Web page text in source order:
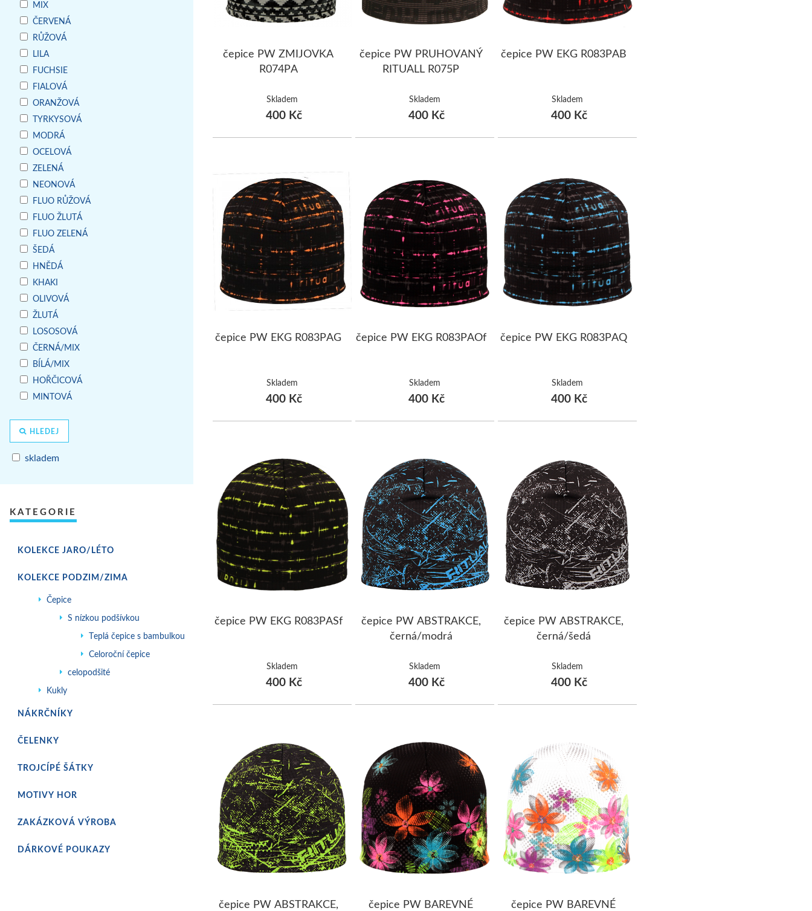
MIX
ČERVENÁ
RŮŽOVÁ
LILA
FUCHSIE
FIALOVÁ
ORANŽOVÁ
TYRKYSOVÁ
MODRÁ
OCELOVÁ
ZELENÁ
NEONOVÁ
FLUO RŮŽOVÁ
FLUO ŽLUTÁ
FLUO ZELENÁ
ŠEDÁ
HNĚDÁ
KHAKI
OLIVOVÁ
ŽLUTÁ
LOSOSOVÁ
ČERNÁ/MIX
BÍLÁ/MIX
HOŘČICOVÁ
MINTOVÁ
HLEDEJ
skladem
KATEGORIE
KOLEKCE JARO/LÉTO
KOLEKCE PODZIM/ZIMA
Čepice
S nízkou podšívkou
Teplá čepice s bambulkou
Celoroční čepice
celopodšité
Kukly
NÁKRČNÍKY
ČELENKY
TROJCÍPÉ ŠÁTKY
MOTIVY HOR
ZAKÁZKOVÁ VÝROBA
DÁRKOVÉ POUKAZY
čepice PW ZMIJOVKA
R074PA
Skladem
400 Kč
čepice PW PRUHOVANÝ
RITUALL R075P
Skladem
400 Kč
čepice PW EKG R083PAB
Skladem
400 Kč
čepice PW EKG R083PAG
Skladem
400 Kč
čepice PW EKG R083PAOf
Skladem
400 Kč
čepice PW EKG R083PAQ
Skladem
400 Kč
čepice PW EKG R083PASf
Skladem
400 Kč
čepice PW ABSTRAKCE,
černá/modrá
Skladem
400 Kč
čepice PW ABSTRAKCE,
černá/šedá
Skladem
400 Kč
čepice PW ABSTRAKCE,
čepice PW BAREVNÉ
čepice PW BAREVNÉ